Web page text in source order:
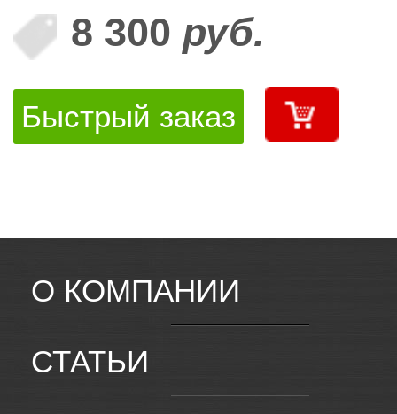
8 300 руб.
Быстрый заказ
О КОМПАНИИ
СТАТЬИ